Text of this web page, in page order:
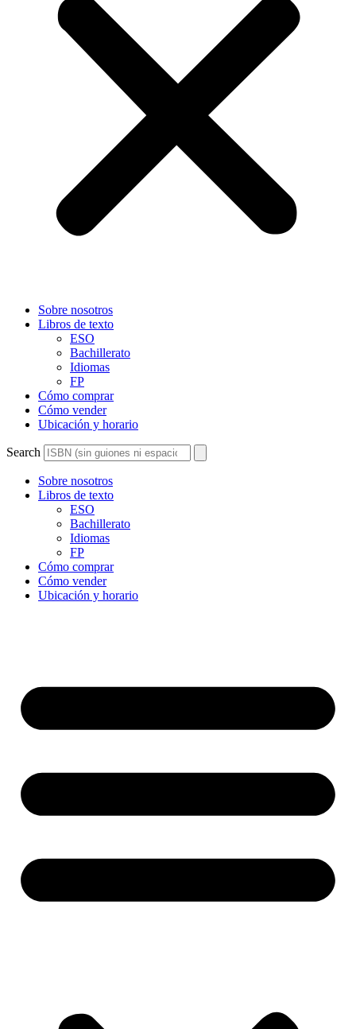
Sobre nosotros
Libros de texto
ESO
Bachillerato
Idiomas
FP
Cómo comprar
Cómo vender
Ubicación y horario
Search
Sobre nosotros
Libros de texto
ESO
Bachillerato
Idiomas
FP
Cómo comprar
Cómo vender
Ubicación y horario